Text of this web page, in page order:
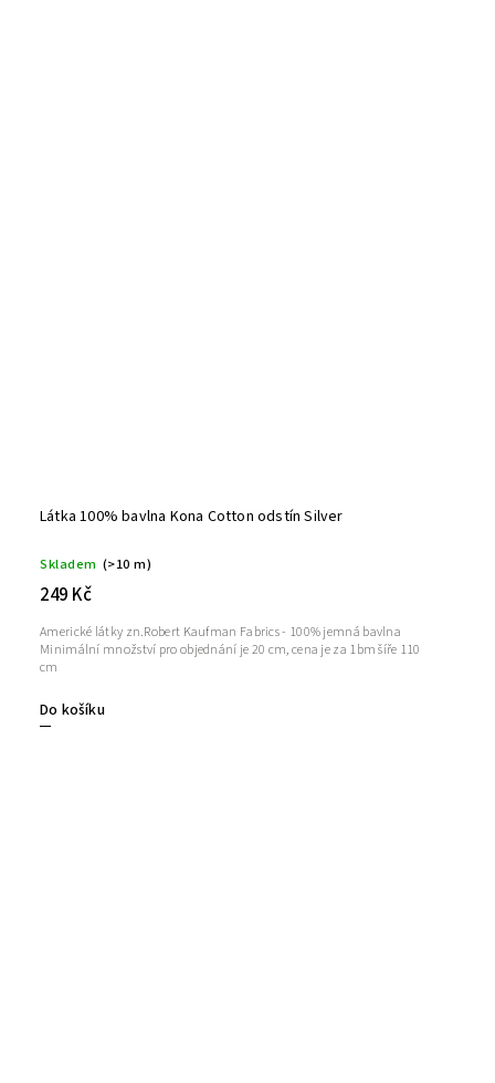
Látka 100% bavlna Kona Cotton odstín Silver
Skladem (>10 m)
249 Kč
Do košíku
Americké látky zn.Robert Kaufman Fabrics - 100% jemná bavlna
Minimální množství pro objednání je 20 cm, cena je za 1bm šíře 110
cm